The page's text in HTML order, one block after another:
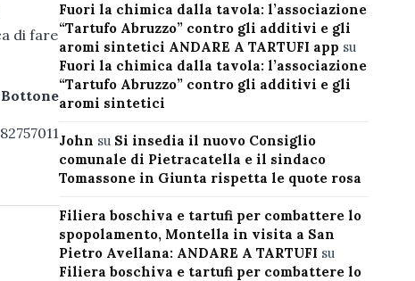
di fare
Fuori la chimica dalla tavola: l’associazione
“Tartufo Abruzzo” contro gli additivi e gli
aromi sintetici ANDARE A TARTUFI app su
Fuori la chimica dalla tavola: l’associazione
“Tartufo Abruzzo” contro gli additivi e gli
aromi sintetici
John su Si insedia il nuovo Consiglio
comunale di Pietracatella e il sindaco
Tomassone in Giunta rispetta le quote rosa
Filiera boschiva e tartufi per combattere lo
spopolamento, Montella in visita a San
Pietro Avellana: ANDARE A TARTUFI su
Filiera boschiva e tartufi per combattere lo